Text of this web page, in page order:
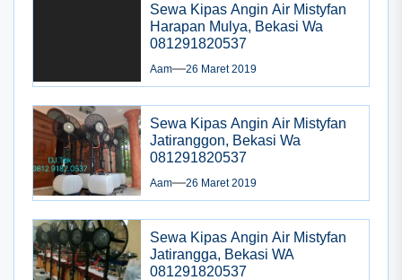
Sewa Kipas Angin Air Mistyfan
Harapan Mulya, Bekasi Wa
081291820537
Aam 26 Maret 2019
Sewa Kipas Angin Air Mistyfan
Jatiranggon, Bekasi Wa
081291820537
Aam 26 Maret 2019
Sewa Kipas Angin Air Mistyfan
Jatirangga, Bekasi WA
081291820537